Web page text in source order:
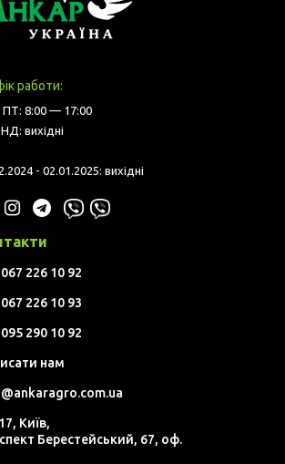
работи:
8:00 — 17:00
вихідні
- 02.01.2025: вихідні
226 10 92
226 10 93
290 10 92
нам
Київ,
Берестейський, 67, оф.